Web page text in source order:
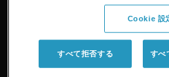
HPLC製品
イオンモビリティ
食品/飲料検査
法医学ソリューション
トレーニング
プロフェッショナルサービス
SCIEXについて
Cookie 設
すべて拒否する すべ